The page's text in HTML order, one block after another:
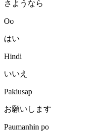
さようなら
Oo
はい
Hindi
いいえ
Pakiusap
お願いします
Paumanhin po